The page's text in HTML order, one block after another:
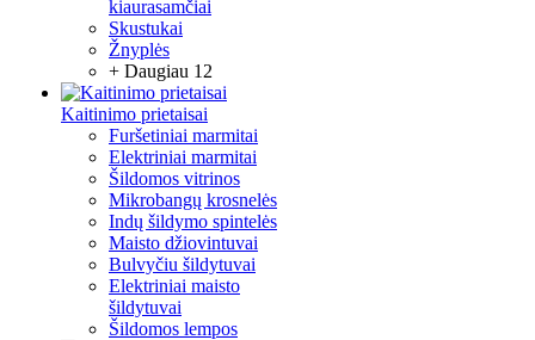
kiaurasamčiai
Skustukai
Žnyplės
+ Daugiau 12
Kaitinimo prietaisai
Furšetiniai marmitai
Elektriniai marmitai
Šildomos vitrinos
Mikrobangų krosnelės
Indų šildymo spintelės
Maisto džiovintuvai
Bulvyčiu šildytuvai
Elektriniai maisto
šildytuvai
Šildomos lempos